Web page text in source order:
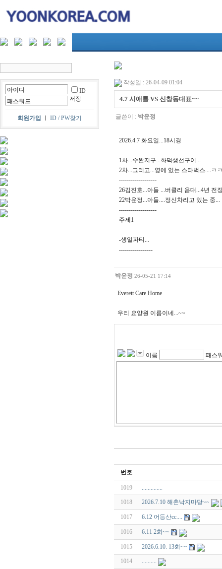
ID
저장
회원가입 ID / PW찾기
작성일 : 26-04-09 01:04
4.7 시애틀 VS 신창동대표~~
글쓴이 : 박윤정
2026.4.7 화요일...18시경
1차...수완지구...화덕생선구이...
2차...그리고...옆에 있는 스타벅스....ㅋ
-------------------
26김진호...아들 ...버클리 음대...4년 전
22박윤정...아들....정신차리고 있는 중...
-------------------
주제1
-생일파티...
-----------------
박윤정 26-05-21 17:14
Everett Care Home
우리 요양원 이름이네...~~
이름 패스
번호
1019 ..............
1018 2026.7.10 해촌낙지마당~~
1017 6.12 어등산cc....
1016 6.11 2회~~
1015 2026.6.10. 13회~~
1014 ..........